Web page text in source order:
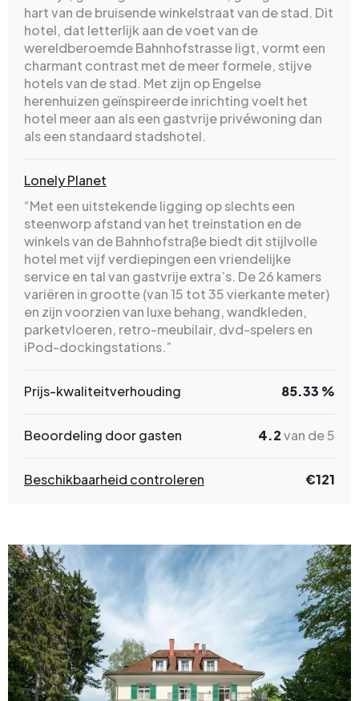
hart van de bruisende winkelstraat van de stad. Dit
hotel, dat letterlijk aan de voet van de
wereldberoemde Bahnhofstrasse ligt, vormt een
charmant contrast met de meer formele, stijve
hotels van de stad. Met zijn op Engelse
herenhuizen geïnspireerde inrichting voelt het
hotel meer aan als een gastvrije privéwoning dan
als een standaard stadshotel.
Lonely Planet
“Met een uitstekende ligging op slechts een
steenworp afstand van het treinstation en de
winkels van de Bahnhofstraße biedt dit stijlvolle
hotel met vijf verdiepingen een vriendelijke
service en tal van gastvrije extra’s. De 26 kamers
variëren in grootte (van 15 tot 35 vierkante meter)
en zijn voorzien van luxe behang, wandkleden,
parketvloeren, retro-meubilair, dvd-spelers en
iPod-dockingstations.”
Prijs-kwaliteitverhouding 85.33 %
Beoordeling door gasten 4.2van de 5
Beschikbaarheid controleren €121